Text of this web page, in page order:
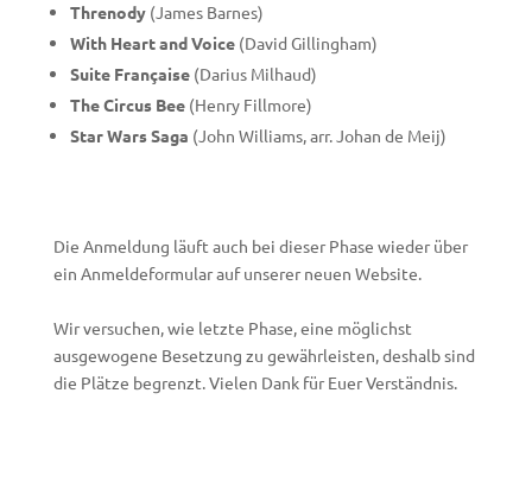
Threnody(James Barnes)
With Heart and Voice(David Gillingham)
Suite Française(Darius Milhaud)
The Circus Bee(Henry Fillmore)
Star Wars Saga (John Williams, arr. Johan de Meij)
Die Anmeldung läuft auch bei dieser Phase wieder über
ein Anmeldeformular auf unserer neuen Website.
Wir versuchen, wie letzte Phase, eine möglichst
ausgewogene Besetzung zu gewährleisten, deshalb sind
die Plätze begrenzt. Vielen Dank für Euer Verständnis.